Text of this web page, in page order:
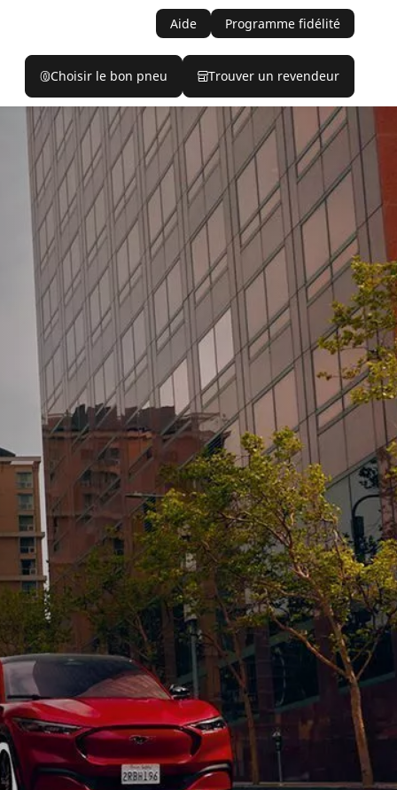
Aide Programme fidélité
Choisir le bon pneu Trouver un revendeur